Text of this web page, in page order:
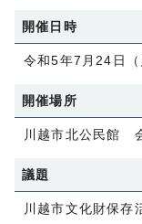
開催日時
令和5年7月24日
開催場所
川越市北公民館
議題
川越市文化財保存